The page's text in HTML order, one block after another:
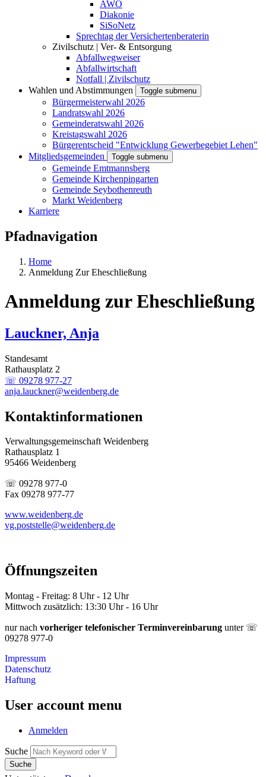
AWO
Diakonie
SiSoNetz
Sprechtag der Versichertenberaterin
Zivilschutz | Ver- & Entsorgung
Abfallwegweiser
Abfallwirtschaft
Notfall | Zivilschutz
Wahlen und Abstimmungen
Toggle submenu
Bürgermeisterwahl 2026
Landratswahl 2026
Gemeinderatswahl 2026
Kreistagswahl 2026
Bürgerentscheid "Entwicklung Gewerbegebiet Lehen"
Mitgliedsgemeinden
Toggle submenu
Gemeinde Emtmannsberg
Gemeinde Kirchenpingarten
Gemeinde Seybothenreuth
Markt Weidenberg
Karriere
Pfadnavigation
Home
Anmeldung Zur Eheschließung
Anmeldung zur Eheschließung
Lauckner, Anja
Standesamt
Rathausplatz 2
☏ 09278 977-27
anja.lauckner@weidenberg.de
Kontaktinformationen
Verwaltungsgemeinschaft Weidenberg
Rathausplatz 1
95466 Weidenberg
☏ 09278 977-0
Fax 09278 977-77
www.weidenberg.de
vg.poststelle@weidenberg.de
Öffnungszeiten
Montag - Freitag: 8 Uhr - 12 Uhr
Mittwoch zusätzlich: 13:30 Uhr - 16 Uhr
nur nach vorheriger telefonischer Terminvereinbarung unter ☏
09278 977-0
Impressum
Datenschutz
Haftung
User account menu
Anmelden
Suche